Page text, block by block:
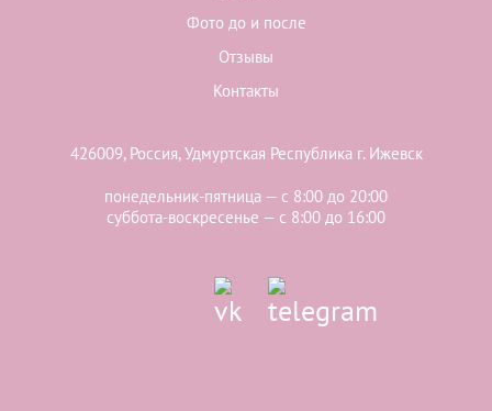
Фото до и после
Отзывы
Контакты
426009, Россия, Удмуртская Республика г. Ижевск
понедельник-пятница — с 8:00 до 20:00
суббота-воскресенье — с 8:00 до 16:00